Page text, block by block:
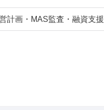
計画・MAS監査・融資支援